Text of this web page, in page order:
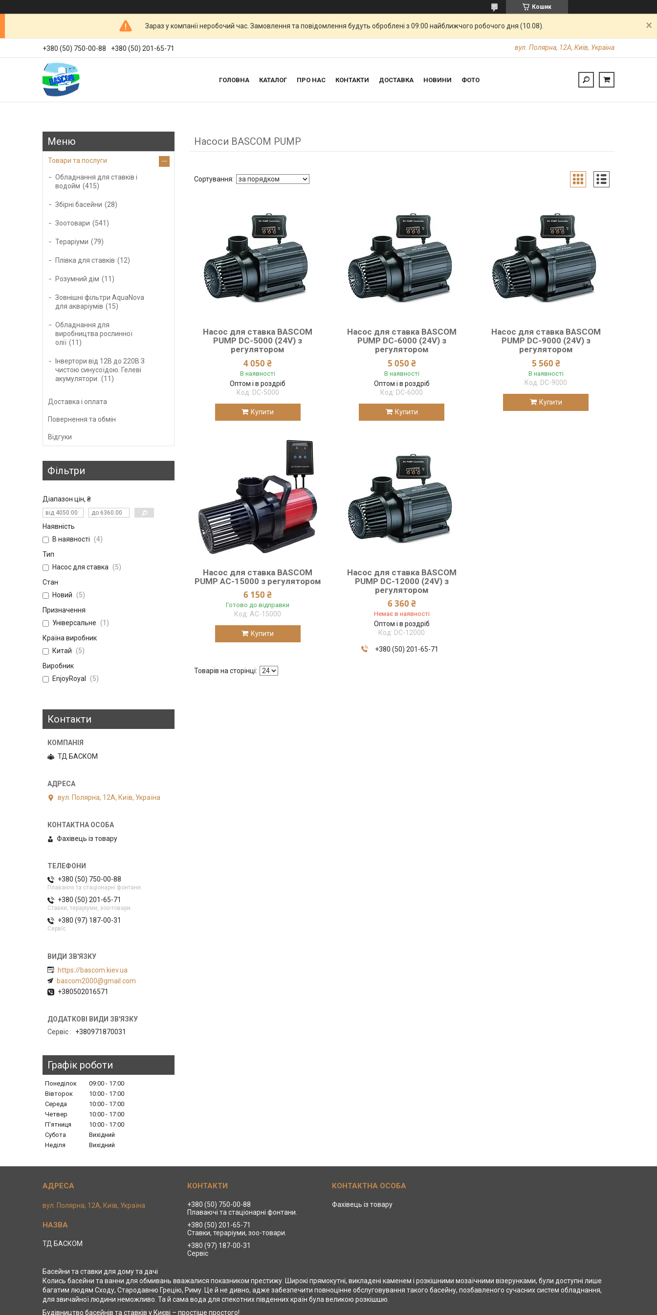
Кошик
Зараз у компанії неробочий час. Замовлення та повідомлення будуть оброблені з 09:00 найближчого робочого дня (10.08).
+380 (50) 750-00-88 +380 (50) 201-65-71 вул. Полярна, 12А, Київ, Україна
ГОЛОВНА КАТАЛОГ ПРО НАС КОНТАКТИ ДОСТАВКА НОВИНИ ФОТО
Насоси BASCOM PUMP
Насос для ставка BASCOM
PUMP DC-5000 (24V) з
регулятором
4 050 ₴
В наявності
Оптом і в роздріб
DC-5000
Купити
Насос для ставка BASCOM
PUMP DC-6000 (24V) з
регулятором
5 050 ₴
В наявності
Оптом і в роздріб
DC-6000
Купити
Насос для ставка BASCOM
PUMP DC-9000 (24V) з
регулятором
5 560 ₴
В наявності
DC-9000
Купити
Насос для ставка BASCOM
PUMP AC-15000 з регулятором
6 150 ₴
Готово до відправки
AC-15000
Купити
Насос для ставка BASCOM
PUMP DC-12000 (24V) з
регулятором
6 360 ₴
Немає в наявності
Оптом і в роздріб
DC-12000
+380 (50) 201-65-71
Товари та послуги
Обладнання для ставків і
водойм
415
Збірні басейни 28
Зоотовари 541
Тераріуми 79
Плівка для ставків 12
Розумний дім 11
Зовнішні фільтри AquaNova
для акваріумів
15
Обладнання для
виробництва рослинної
олії
11
Інвертори від 12В до 220В З
чистою синусоїдою. Гелеві
акумулятори.
11
Доставка і оплата
Повернення та обмін
Відгуки
Фільтри
Діапазон цін, ₴
Наявність
В наявності
4
Тип
Насос для ставка
5
Стан
Новий
5
Призначення
Універсальне
1
Країна виробник
Китай
5
Виробник
EnjoyRoyal
5
Контакти
ТД БАСКОМ
вул. Полярна, 12А, Київ, Україна
Фахівець із товару
+380 (50) 750-00-88
Плаваючі та стаціонарні фонтани.
+380 (50) 201-65-71
Ставки, тераріуми, зоо-товари.
+380 (97) 187-00-31
Сервіс
https://bascom.kiev.ua
bascom2000@gmail.com
+380502016571
Сервіс +380971870031
Графік роботи
Понеділок 09:00
17:00
Вівторок
10:00
17:00
Середа
10:00
17:00
Четвер
10:00
17:00
Пʼятниця
10:00
17:00
Субота
Вихідний
Неділя
Вихідний
вул. Полярна, 12А, Київ, Україна
ТД БАСКОМ
+380 (50) 750-00-88
Плаваючі та стаціонарні фонтани.
+380 (50) 201-65-71
Ставки, тераріуми, зоо-товари.
+380 (97) 187-00-31
Сервіс
Фахівець із товару
Басейни та ставки для дому та дачі
Колись басейни та ванни для обмивань вважалися показником престижу. Широкі прямокутні, викладені каменем і розкішними мозаїчними візерунками, були доступні лише
багатим людям Сходу, Стародавню Грецію, Риму. Це й не дивно, адже забезпечити повноцінне обслуговування такого басейну, позбавленого сучасних систем обладнання,
для звичайної людини неможливо. Та й сама вода для спекотних південних країн була великою розкішшю.
Будівництво басейнів та ставків у Києві – простіше простого!